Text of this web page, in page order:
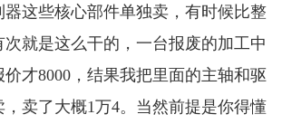
这些核心部件单独卖，有时候比整
就是这么干的，一台报废的加工中
才8000，结果我把里面的主轴和驱
卖了大概1万4。当然前提是你得懂